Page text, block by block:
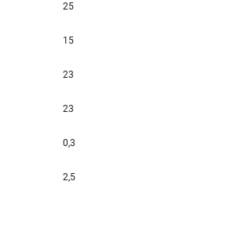
25
15
23
23
0,3
2,5